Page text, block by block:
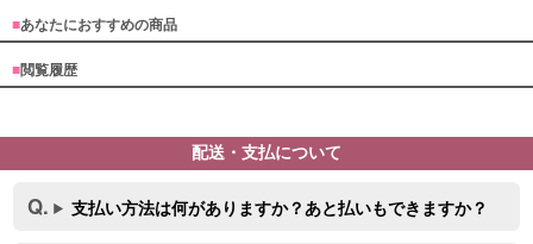
■あなたにおすすめの商品
■閲覧履歴
配送・支払について
支払い方法は何がありますか？あと払いもできますか？